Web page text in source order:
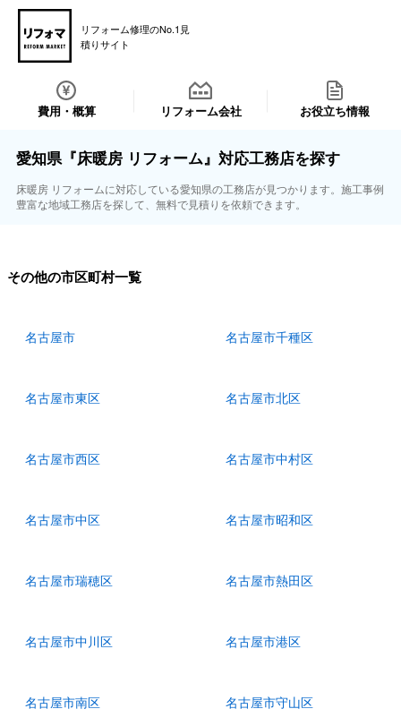
リフォーム修理のNo.1見
積りサイト
費用・概算 リフォーム会社 お役立ち情報
愛知県『床暖房 リフォーム』対応工務店を探す
床暖房 リフォームに対応している愛知県の工務店が見つかります。施工事例
豊富な地域工務店を探して、無料で見積りを依頼できます。
その他の市区町村一覧
名古屋市 名古屋市千種区
名古屋市東区 名古屋市北区
名古屋市西区 名古屋市中村区
名古屋市中区 名古屋市昭和区
名古屋市瑞穂区 名古屋市熱田区
名古屋市中川区 名古屋市港区
名古屋市南区 名古屋市守山区